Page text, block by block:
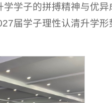
学子的拼搏精神与优
届学子理性认清升学